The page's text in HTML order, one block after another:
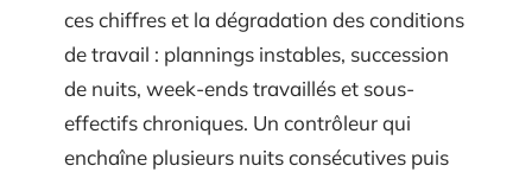
ces chiffres et la dégradation des conditions
de travail : plannings instables, succession
de nuits, week-ends travaillés et sous-
effectifs chroniques. Un contrôleur qui
enchaîne plusieurs nuits consécutives puis